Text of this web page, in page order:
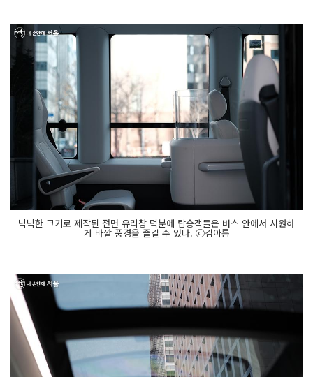
넉넉한 크기로 제작된 전면 유리창 덕분에 탑승객들은 버스 안에서 시원하
게 바깥 풍경을 즐길 수 있다. ⓒ김아름